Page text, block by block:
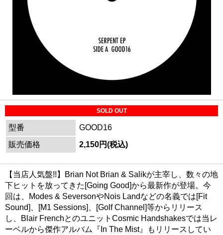
SOLD OUT
型番
GOOD16
販売価格
2,150円(税込)
【当店人気盤!!】Brian Not Brian & Salikが主宰し、数々の地
下ヒットを放ってきた[Going Good]から最新作が登場。今
回は、Modes & SeversonやNois Landなどの名義では[Fit
Sound]、[M1 Sessions]、[Golf Channel]等からリリース
し、Blair FrenchとのユニットCosmic Handshakesでは当レ
ーベルから傑作アルバム『In The Mist』もリリースしてい